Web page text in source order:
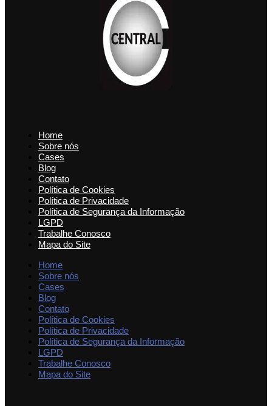
Home
Sobre nós
Cases
Blog
Contato
Política de Cookies
Política de Privacidade
Política de Segurança da Informação
LGPD
Trabalhe Conosco
Mapa do Site
Home
Sobre nós
Cases
Blog
Contato
Política de Cookies
Política de Privacidade
Política de Segurança da Informação
LGPD
Trabalhe Conosco
Mapa do Site